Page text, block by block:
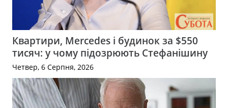
Квартири, Mercedes і будинок за $550
тисяч: у чому підозрюють Стефанішину
Четвер, 6 Серпня, 2026